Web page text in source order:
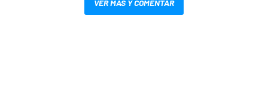
VER MÁS Y COMENTAR